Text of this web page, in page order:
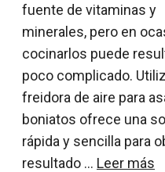
fuente de vitaminas y
minerales, pero en
cocinarlos puede
poco complicado.
freidora de aire para
boniatos ofrece una
rápida y sencilla para
resultado … Leer más